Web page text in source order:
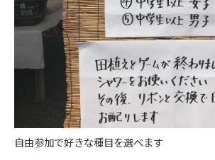
自由参加で好きな種目を選べます